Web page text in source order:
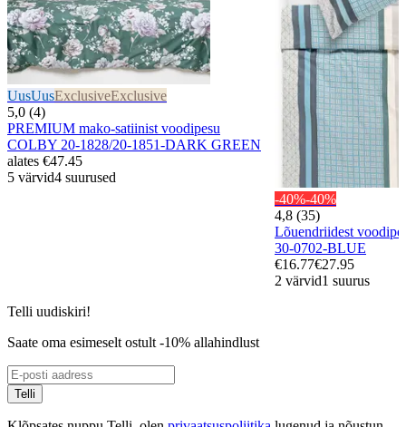
UusUusExclusiveExclusive
5,0 (4)
PREMIUM mako-satiinist voodipesu
COLBY 20-1828/20-1851-DARK GREEN
alates €47.45
5 värvid4 suurused
-40%-40%
4,8 (35)
Lõuendriidest
30-0702-BLUE
€16.77€27.95
2 värvid1 suurus
Telli uudiskiri!
Saate oma esimeselt ostult -10% allahindlust
Telli